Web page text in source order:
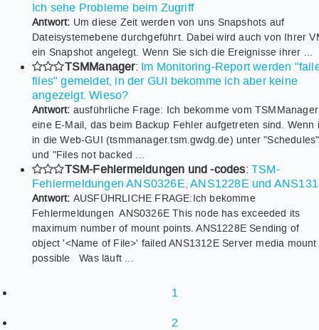
Ich sehe Probleme beim Zugriff
Antwort: Um diese Zeit werden von uns Snapshots auf
Dateisystemebene durchgeführt. Dabei wird auch von Ihrer
ein Snapshot angelegt. Wenn Sie sich die Ereignisse ihrer ...
TSMManager: Im Monitoring-Report werden
files" gemeldet, in der GUI bekomme ich aber keine
angezeigt. Wieso?
Antwort: ausführliche Frage: Ich bekomme vom TSMManager
eine E-Mail, das beim Backup Fehler aufgetreten sind. Wenn
in die Web-GUI (tsmmanager.tsm.gwdg.de) unter "Schedules"
und "Files not backed ...
TSM-Fehlermeldungen und -codes:TSM-
Fehlermeldungen ANS0326E, ANS1228E und
Antwort: AUSFÜHRLICHE FRAGE:Ich bekomme
Fehlermeldungen ANS0326E This node has exceeded its
maximum number of mount points. ANS1228E Sending of
object '<Name of File>' failed ANS1312E Server media mount
possible Was läuft ...
1
2